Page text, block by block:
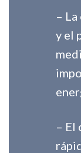
–
y el
– El